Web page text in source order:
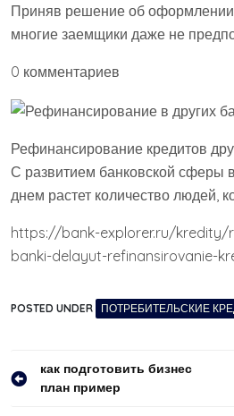
Приняв решение об оформлении
многие заемщики даже не
0 комментариев
Рефинансирование кредитов
С развитием банковской сферы
днем растет количество людей,
https://bank-explorer.ru/kredity/
banki-delayut-refinansirovanie-
POSTED UNDER ПОТРЕБИТЕЛЬСКИЕ
Навигация
как подготовить бизнес
план пример